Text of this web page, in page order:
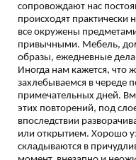
сопровождают нас
происходят практически
все окружены
привычными. Мебель,
образы, ежедневные
Иногда нам кажется, что
захлебываемся в череде
примечательных дней.
этих повторений, под
впоследствии
или открытием. Хорошо
складываются в